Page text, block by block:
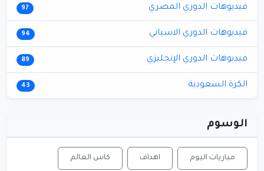
فيديوهات الدوري المصري 97
فيديوهات الدوري الاسباني 94
فيديوهات الدوري الإنجليزي 89
الكرة السعودية 43
الوسوم
مباريات اليوم اهداف كاس العالم